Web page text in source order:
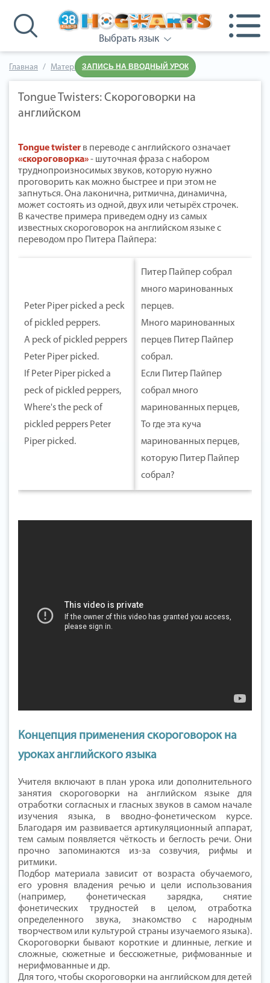
Выбрать язык
ЗАПИСЬ НА ВВОДНЫЙ УРОК
Главная Материалы для учителя
Tongue Twisters: Скороговорки на
английском
Tongue twister в переводе с английского означает
«скороговорка»- шуточная фраза с набором
труднопроизносимых звуков, которую нужно
проговорить как можно быстрее и при этом не
запнуться. Она лаконична, ритмична, динамична,
может состоять из одной, двух или четырёх строчек.
В качестве примера приведем одну из самых
известных скороговорок на английском языке с
переводом про Питера Пайпера:
Peter Piper picked a peck
of pickled peppers.
A peck of pickled peppers
Peter Piper picked.
If Peter Piper picked a
peck of pickled peppers,
Where's the peck of
pickled peppers Peter
Piper picked.
Питер Пайпер собрал
много маринованных
перцев.
Много маринованных
перцев Питер Пайпер
собрал.
Если Питер Пайпер
собрал много
маринованных перцев,
То где эта куча
маринованных перцев,
которую Питер Пайпер
собрал?
Концепция применения скороговорок на
уроках английского языка
Учителя включают в план урока или дополнительного
занятия скороговорки на английском языке для
отработки согласных и гласных звуков в самом начале
изучения языка, в вводно-фонетическом курсе.
Благодаря им развивается артикуляционный аппарат,
тем самым появляется чёткость и беглость речи. Они
прочно запоминаются из-за созвучия, рифмы и
ритмики.
Подбор материала зависит от возраста обучаемого,
его уровня владения речью и цели использования
(например, фонетическая зарядка, снятие
фонетических трудностей в целом, отработка
определенного звука, знакомство с народным
творчеством или культурой страны изучаемого языка).
Скороговорки бывают короткие и длинные, легкие и
сложные, сюжетные и бессюжетные, рифмованные и
нерифмованные и др.
Для того, чтобы скороговорки на английском для детей